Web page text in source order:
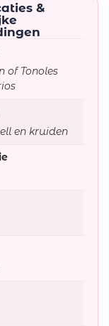
&
of Tonoles
en kruiden